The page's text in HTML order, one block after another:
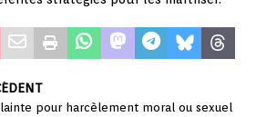
pour harcèlement moral ou sexuel